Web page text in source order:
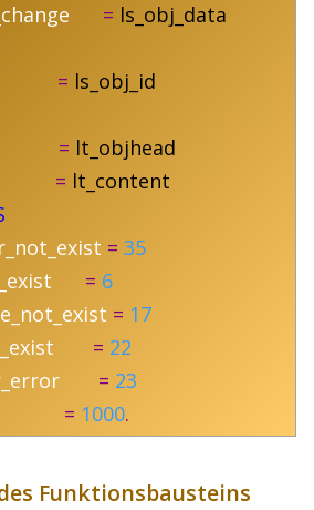
= ls_obj_data
= ls_obj_id
= lt_objhead
= lt_content
= 35
= 6
= 17
= 22
= 23
= 1000.
Funktionsbausteins